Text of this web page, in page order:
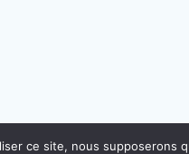
ce site, nous supposerons